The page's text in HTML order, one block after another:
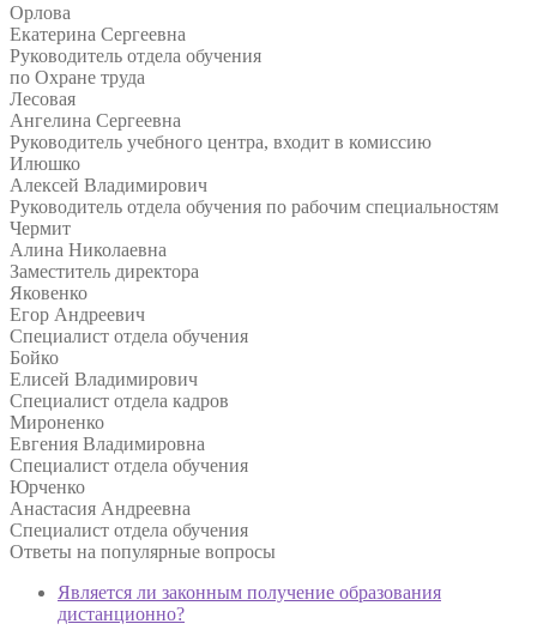
Орлова
Екатерина Сергеевна
Руководитель отдела обучения
по Охране труда
Лесовая
Ангелина Сергеевна
Руководитель учебного центра, входит в комиссию
Илюшко
Алексей Владимирович
Руководитель отдела обучения по рабочим специальностям
Чермит
Алина Николаевна
Заместитель директора
Яковенко
Егор Андреевич
Специалист отдела обучения
Бойко
Елисей Владимирович
Специалист отдела кадров
Мироненко
Евгения Владимировна
Специалист отдела обучения
Юрченко
Анастасия Андреевна
Специалист отдела обучения
Ответы на популярные вопросы
Является ли законным получение образования
дистанционно?